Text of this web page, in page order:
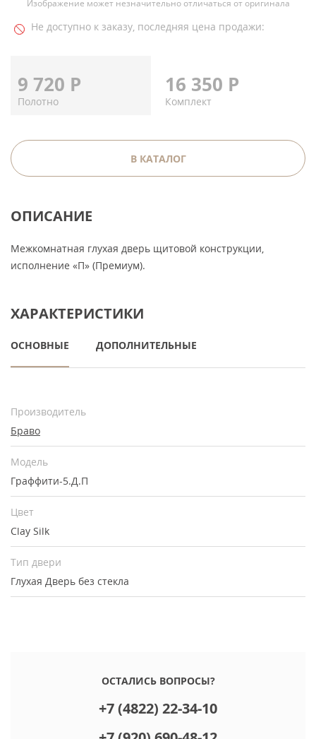
Изображение может незначительно отличаться от оригинала
Не доступно к заказу, последняя цена продажи:
9 720 Р
Полотно
16 350 Р
Комплект
В КАТАЛОГ
ОПИСАНИЕ
Межкомнатная глухая дверь щитовой конструкции,
исполнение «П» (Премиум).
ХАРАКТЕРИСТИКИ
ОСНОВНЫЕ ДОПОЛНИТЕЛЬНЫЕ
Производитель
Браво
Модель
Граффити-5.Д.П
Цвет
Clay Silk
Тип двери
Глухая Дверь без стекла
ОСТАЛИСЬ ВОПРОСЫ?
+7 (4822) 22-34-10